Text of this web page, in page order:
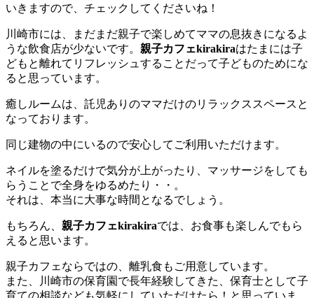
いきますので、チェックしてくださいね！
川崎市には、まだまだ親子で楽しめてママの息抜きになるよ
うな飲食店が少ないです。 親子カフェkirakiraはたまには子
どもと離れてリフレッシュすることだって子どものためにな
ると思っています。
癒しルームは、託児ありのママだけのリラックススペースと
なっております。
同じ建物の中にいるので安心してご利用いただけます。
ネイルを塗るだけで気分が上がったり、マッサージをしても
らうことで全身をゆるめたり・・。
それは、本当に大事な時間となるでしょう。
もちろん、 親子カフェkirakiraでは、お食事も楽しんでもら
えると思います。
親子カフェならではの、離乳食もご用意しています。
また、川崎市の保育園で長年経験してきた、保育士として子
育ての相談なども気軽にしていただけたら！と思っていま